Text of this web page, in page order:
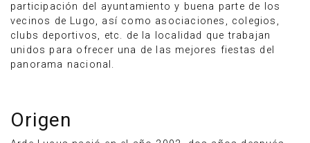
participación del ayuntamiento y buena parte de los
vecinos de Lugo, así como asociaciones, colegios,
clubs deportivos, etc. de la localidad que trabajan
unidos para ofrecer una de las mejores fiestas del
panorama nacional.
Origen